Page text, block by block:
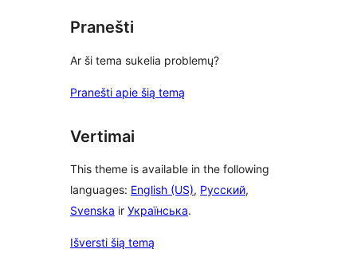
Pranešti
Ar ši tema sukelia problemų?
Pranešti apie šią temą
Vertimai
This theme is available in the following
languages: English (US), Русский,
Svenska ir Українська.
Išversti šią temą